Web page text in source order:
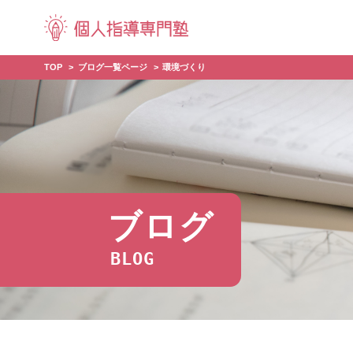
TOP ブログ一覧ページ 環境づくり
ブログ
BLOG